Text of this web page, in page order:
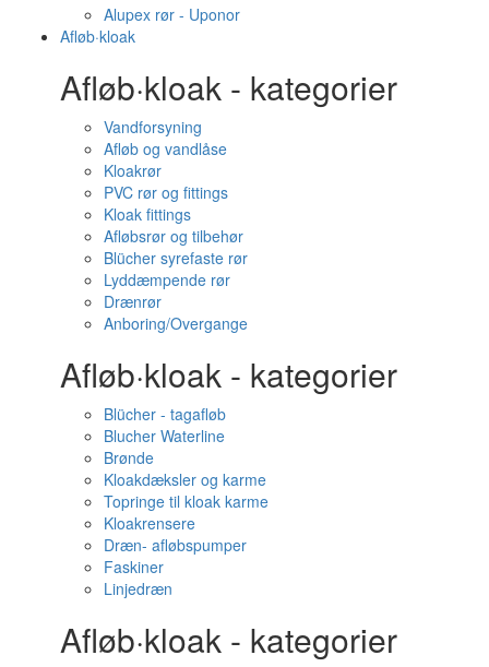
Alupex rør - Uponor
Afløb·kloak
Afløb·kloak - kategorier
Vandforsyning
Afløb og vandlåse
Kloakrør
PVC rør og fittings
Kloak fittings
Afløbsrør og tilbehør
Blücher syrefaste rør
Lyddæmpende rør
Drænrør
Anboring/Overgange
Afløb·kloak - kategorier
Blücher - tagafløb
Blucher Waterline
Brønde
Kloakdæksler og karme
Topringe til kloak karme
Kloakrensere
Dræn- afløbspumper
Faskiner
Linjedræn
Afløb·kloak - kategorier